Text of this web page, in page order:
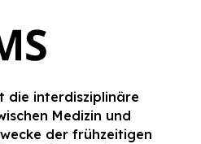
die interdisziplinäre
Medizin und
der frühzeitigen